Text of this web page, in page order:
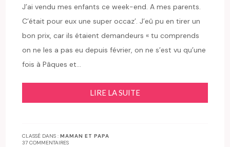
J’ai vendu mes enfants ce week-end. A mes parents.
C’était pour eux une super occaz’. J’eû pu en tirer un
bon prix, car ils étaient demandeurs « tu comprends
on ne les a pas eu depuis février, on ne s’est vu qu’une
fois à Pâques et…
LIRE LA SUITE
CLASSÉ DANS :MAMAN ET PAPA
37 COMMENTAIRES